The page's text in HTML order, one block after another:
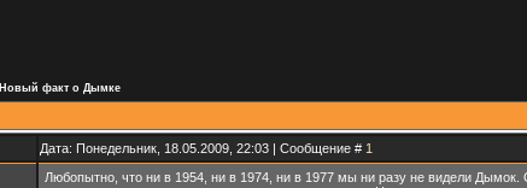
Новый факт о Дымке
Дата: Понедельник, 18.05.2009, 22:03 | Сообщение # 1
Любопытно, что ни в 1954, ни в 1974, ни в 1977 мы ни разу не видели